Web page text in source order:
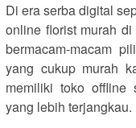
Di era serba digital
online florist murah
bermacam-macam
yang cukup murah
memiliki toko offline
yang lebih terjangkau.